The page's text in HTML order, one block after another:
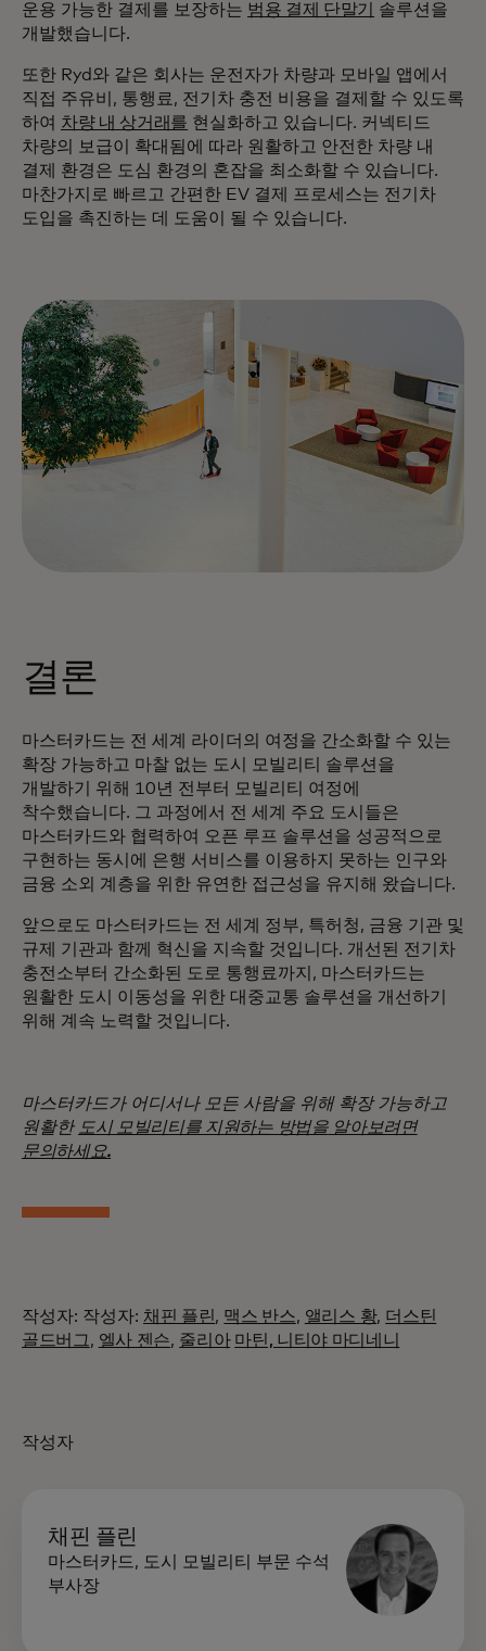
운용 가능한 결제를 보장하는 범용 결제 단말기
솔루션을
개발했습니다.
또한 Ryd와 같은 회사는 운전자가 차량과 모바일 앱에서
직접 주유비, 통행료, 전기차 충전 비용을 결제할 수 있도록
하여 차량 내 상거래를 현실화하고 있습니다. 커넥티드
차량의 보급이 확대됨에 따라 원활하고 안전한 차량 내
결제 환경은 도심 환경의 혼잡을 최소화할 수 있습니다.
마찬가지로 빠르고 간편한 EV 결제 프로세스는 전기차
도입을 촉진하는 데 도움이 될 수 있습니다.
결론
마스터카드는 전 세계 라이더의 여정을 간소화할 수 있는
확장 가능하고 마찰 없는 도시 모빌리티 솔루션을
개발하기 위해 10년 전부터 모빌리티 여정에
착수했습니다. 그 과정에서 전 세계 주요 도시들은
마스터카드와 협력하여 오픈 루프 솔루션을 성공적으로
구현하는 동시에 은행 서비스를 이용하지 못하는 인구와
금융 소외 계층을 위한 유연한 접근성을 유지해 왔습니다.
앞으로도 마스터카드는 전 세계 정부, 특허청, 금융 기관 및
규제 기관과 함께 혁신을 지속할 것입니다. 개선된 전기차
충전소부터 간소화된 도로 통행료까지, 마스터카드는
원활한 도시 이동성을 위한 대중교통 솔루션을 개선하기
위해 계속 노력할 것입니다.
마스터카드가 어디서나모든 사람을 위해 확장 가능하고
원활한 도시 모빌리티를 지원하는 방법을알아보려면
문의하세요.
작성자: 작성자: 채핀 플린, 맥스 반스, 앨리스 황, 더스틴
골드버그, 엘사 젠슨, 줄리아 마틴, 니티야 마디네니
작성자
채핀 플린
마스터카드, 도시 모빌리티 부문 수석
부사장